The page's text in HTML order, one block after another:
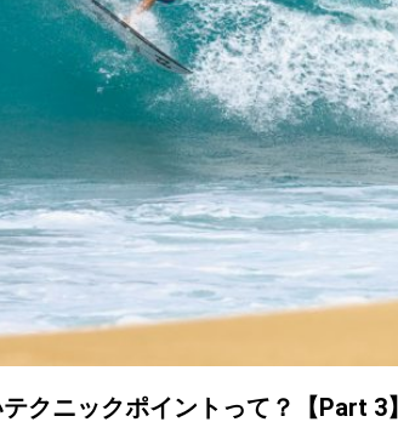
クニックポイントって？【Part 3】